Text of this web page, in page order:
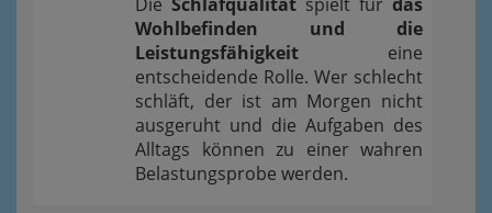
Wohlbefinden und die
Leistungsfähigkeit eine
entscheidende Rolle. Wer schlecht
schläft, der ist am Morgen nicht
ausgeruht und die Aufgaben des
Alltags können zu einer wahren
Belastungsprobe werden.